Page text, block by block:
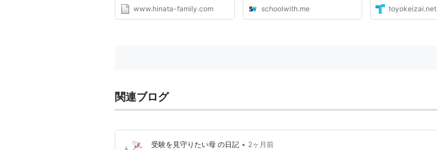
www.hinata-family.com schoolwith.me toyokeizai.net
関連ブログ
受験を見守りたい母 の日記 • 2ヶ月前